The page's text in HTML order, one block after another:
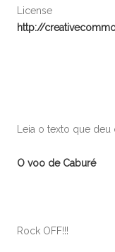
License
http://
Leia o texto que
O voo de Caburé
Rock OFF!!!